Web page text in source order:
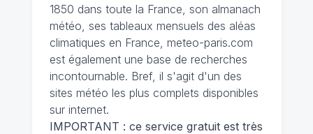
1850 dans toute la France, son almanach
météo, ses tableaux mensuels des aléas
climatiques en France, meteo-paris.com
est également une base de recherches
incontournable. Bref, il s'agit d'un des
sites météo les plus complets disponibles
sur internet.
IMPORTANT : ce service gratuit est très